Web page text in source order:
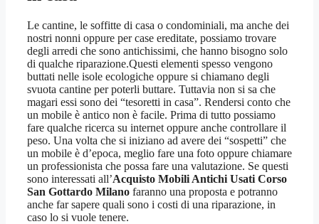
Le cantine, le soffitte di casa o condominiali, ma anche dei
nostri nonni oppure per case ereditate, possiamo trovare
degli arredi che sono antichissimi, che hanno bisogno solo
di qualche riparazione.Questi elementi spesso vengono
buttati nelle isole ecologiche oppure si chiamano degli
svuota cantine per poterli buttare. Tuttavia non si sa che
magari essi sono dei “tesoretti in casa”. Rendersi conto che
un mobile è antico non è facile. Prima di tutto possiamo
fare qualche ricerca su internet oppure anche controllare il
peso. Una volta che si iniziano ad avere dei “sospetti” che
un mobile è d’epoca, meglio fare una foto oppure chiamare
un professionista che possa fare una valutazione. Se questi
sono interessati all’Acquisto Mobili Antichi Usati Corso
San Gottardo Milano faranno una proposta e potranno
anche far sapere quali sono i costi di una riparazione, in
caso lo si vuole tenere.